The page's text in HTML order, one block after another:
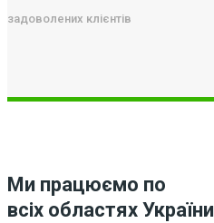
задоволених клієнтів
Ми працюємо по
всіх областях України